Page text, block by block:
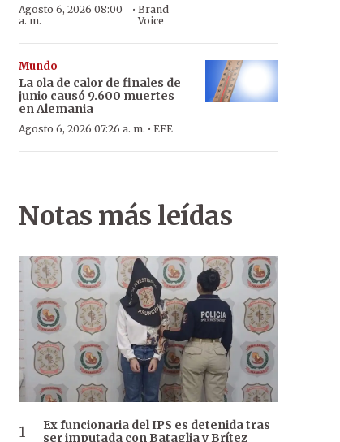
Agosto 6, 2026 08:00
a. m.
·Brand
Voice
Mundo
La ola de calor de finales de
junio causó 9.600 muertes
en Alemania
Agosto 6, 2026 07:26 a. m. · EFE
Notas más leídas
Ex funcionaria del IPS es detenida tras
ser imputada con Bataglia y Brítez